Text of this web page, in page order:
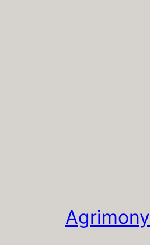
Agrimony